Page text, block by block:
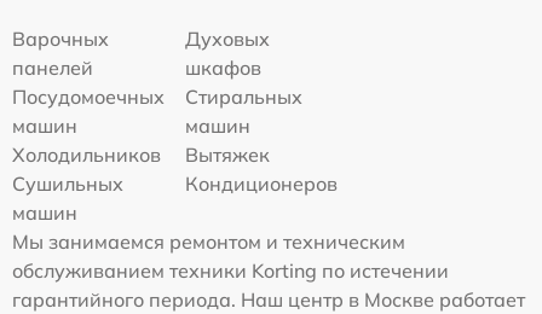
Варочных
панелей
Духовых
шкафов
Посудомоечных
машин
Стиральных
машин
Холодильников
Вытяжек
Сушильных
машин
Кондиционеров
Мы занимаемся ремонтом и техническим
обслуживанием техники Korting по истечении
гарантийного периода. Наш центр в Москве работает